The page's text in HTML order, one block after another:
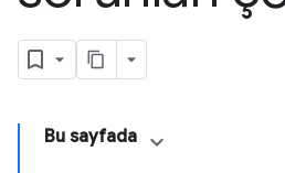
Bu sayfada